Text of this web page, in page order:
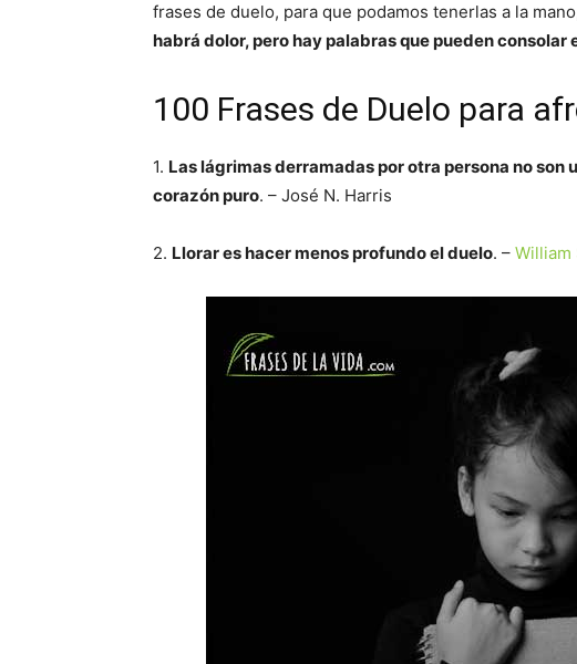
frases de duelo, para que podamos tenerlas a la
habrá dolor, pero hay palabras que pueden consolar
100 Frases de Duelo para
1. Las lágrimas derramadas por otra persona no son
corazón puro. – José N. Harris
2. Llorar es hacer menos profundo el duelo. – William